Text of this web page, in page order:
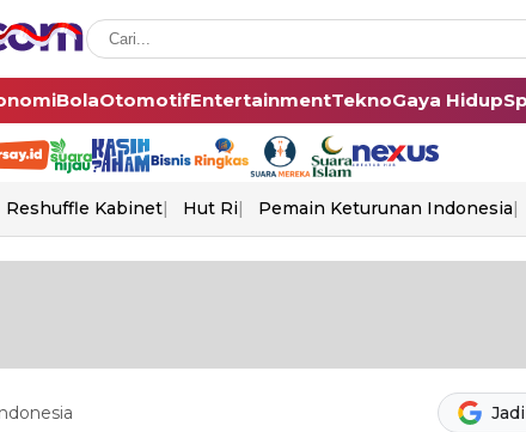
BolaOtomotifEntertainmentTeknoGaya Hidup
Reshuffle Kabinet Hut Ri Pemain Keturunan Indonesia